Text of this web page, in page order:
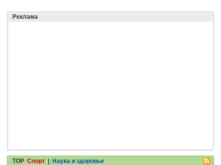
Реклама
TOP Спорт | Наука и здоровье